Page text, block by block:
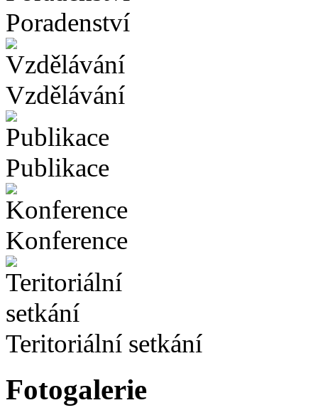
Poradenství
Vzdělávání
Publikace
Konference
Teritoriální setkání
Fotogalerie